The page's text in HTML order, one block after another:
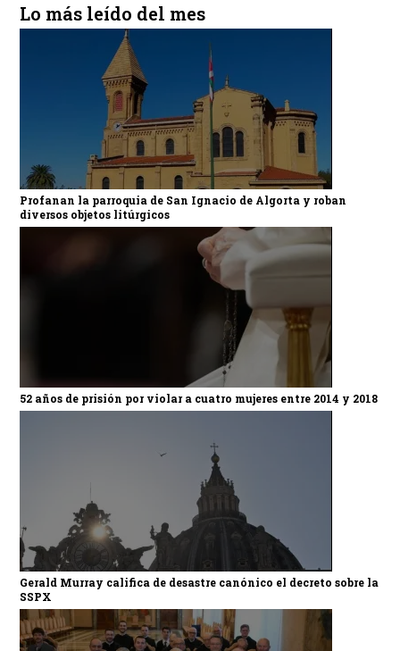
Lo más leído del mes
Profanan la parroquia de San Ignacio de Algorta y roban
diversos objetos litúrgicos
52 años de prisión por violar a cuatro mujeres entre 2014 y 2018
Gerald Murray califica de desastre canónico el decreto sobre la
SSPX